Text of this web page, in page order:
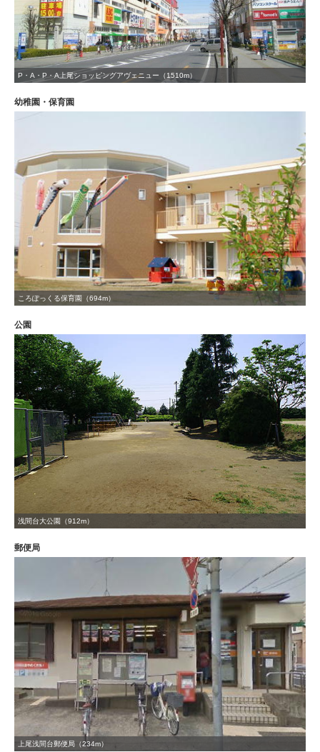
P・A・P・A上尾ショッピングアヴェニュー（1510m）
幼稚園・保育園
ころぽっくる保育園（694m）
公園
浅間台大公園（912m）
郵便局
上尾浅間台郵便局（234m）